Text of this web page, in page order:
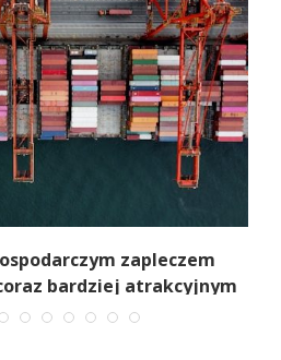
zapleczem
bardziej atrakcyjnym
celem